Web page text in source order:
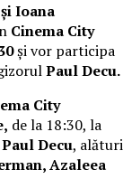
Ioana
Cinema City
și vor participa
Paul Decu.
City
de la 18:30, la
Paul Decu, alături
Azaleea